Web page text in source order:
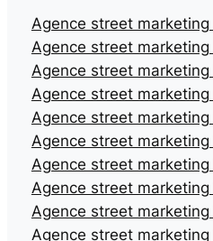
Agence street marketing
Agence street marketing
Agence street marketing
Agence street marketing
Agence street marketing
Agence street marketing
Agence street marketing
Agence street marketing
Agence street marketing
Agence street marketing